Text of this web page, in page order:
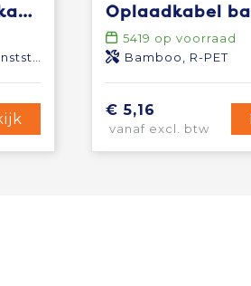
Pure 5-in-1 oplaadkabel met antibacterieel additief
5419 op voorraad
Bamboo, R-PET
€ 5,16
vanaf excl. btw